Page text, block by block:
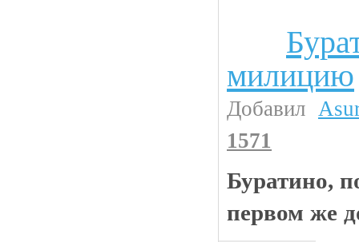
милицию
Добавил
1571
Буратино,
первом же